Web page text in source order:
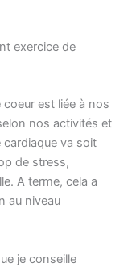
exercice de
est liée à nos
nos activités et
va soit
de stress,
A terme, cela a
au niveau
je conseille